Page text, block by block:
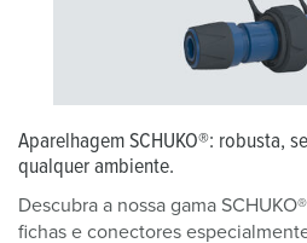
Aparelhagem SCHUKO®: robusta,
qualquer ambiente.
Descubra a nossa gama
fichas e conectores